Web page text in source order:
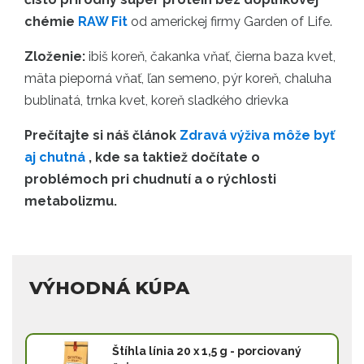
chémie RAW Fit od americkej firmy Garden of Life.
Zloženie: ibiš koreň, čakanka vňať, čierna baza kvet,
mäta pieporná vňať, ľan semeno, pýr koreň, chaluha
bublinatá, trnka kvet, koreň sladkého drievka
Prečítajte si náš článok Zdravá výživa môže byť
aj chutná , kde sa taktiež dočítate o
problémoch pri chudnutí a o rýchlosti
metabolizmu.
VÝHODNÁ KÚPA
Štíhla línia 20 x 1,5 g - porciovaný